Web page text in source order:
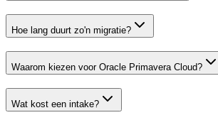
Hoe lang duurt zo'n migratie?
Waarom kiezen voor Oracle Primavera Cloud?
Wat kost een intake?